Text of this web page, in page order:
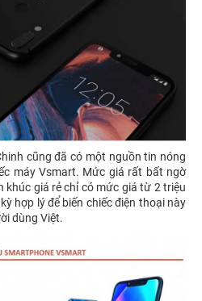
cũng đã có một nguồn tin nóng
máy Vsmart. Mức giá rất bất ngờ
khúc giá rẻ chỉ có mức giá từ 2 triệu
hợp lý để biến chiếc điện thoại này
dùng Việt.